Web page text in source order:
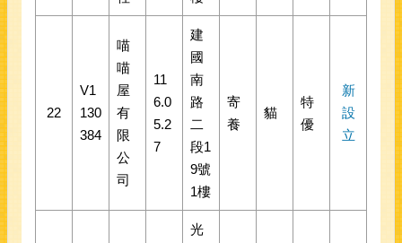
22
V1
130
384
喵
喵
屋
有
限
公
司
11
6.0
5.2
7
建
國
南
路
二
段1
9號
1樓
寄
養
貓
特
優
新
設
立
光